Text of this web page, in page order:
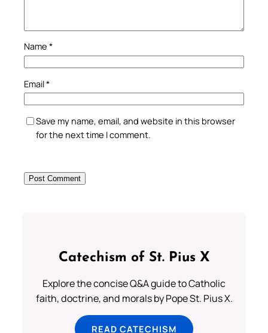
Name *
Email*
Save my name, email, and website in this browser
for the next time I comment.
Catechism of St. Pius X
Explore the concise Q&A guide to Catholic
faith, doctrine, and morals by Pope St. Pius X.
READ CATECHISM